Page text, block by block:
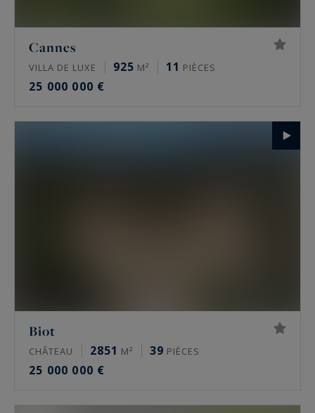
Cannes
VILLA DE LUXE 925 M² 11 PIÈCES
25 000 000 €
Biot
CHÂTEAU 2851 M² 39 PIÈCES
25 000 000 €